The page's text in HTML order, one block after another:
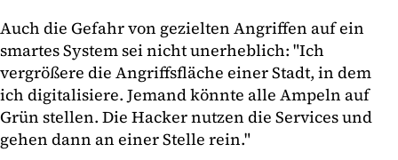
Auch die Gefahr von gezielten Angriffen auf ein
smartes System sei nicht unerheblich: "Ich
vergrößere die Angriffsfläche einer Stadt, in dem
ich digitalisiere. Jemand könnte alle Ampeln auf
Grün stellen. Die Hacker nutzen die Services und
gehen dann an einer Stelle rein."